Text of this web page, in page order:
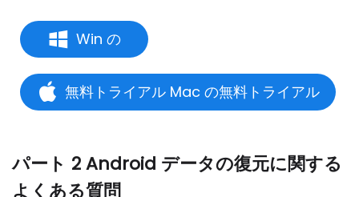
Win の
無料トライアル Mac の無料トライアル
パート 2 Android データの復元に関する
よくある質問